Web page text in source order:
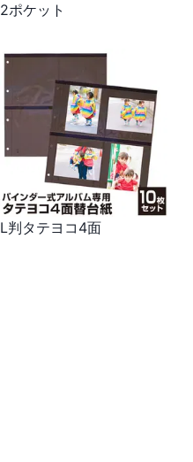
2ポケット
L判タテヨコ4面